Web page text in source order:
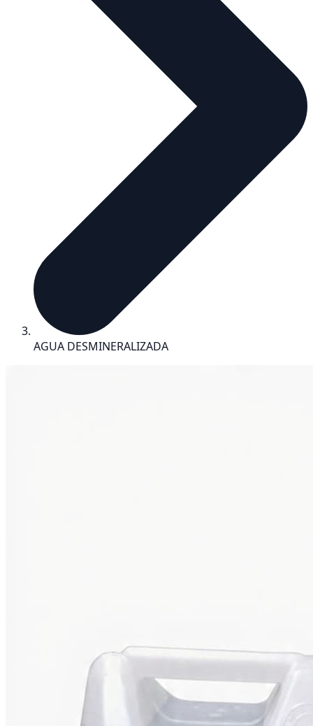
AGUA DESMINERALIZADA